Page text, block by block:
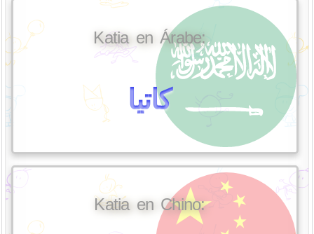
Katia en Árabe:
كاتيا
Katia en Chino: